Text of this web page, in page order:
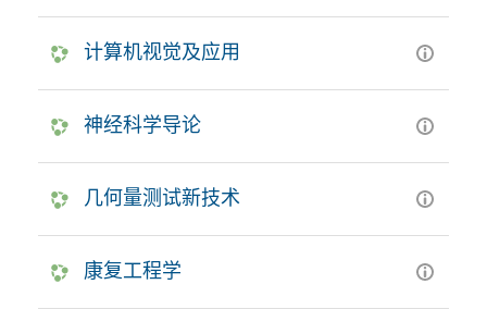
计算机视觉及应用
神经科学导论
几何量测试新技术
康复工程学